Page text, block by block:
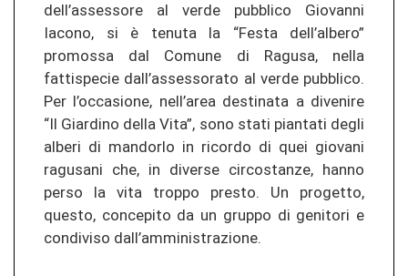
dell’assessore al verde pubblico Giovanni
Iacono, si è tenuta la “Festa dell’albero”
promossa dal Comune di Ragusa, nella
fattispecie dall’assessorato al verde pubblico.
Per l’occasione, nell’area destinata a divenire
“Il Giardino della Vita”, sono stati piantati degli
alberi di mandorlo in ricordo di quei giovani
ragusani che, in diverse circostanze, hanno
perso la vita troppo presto. Un progetto,
questo, concepito da un gruppo di genitori e
condiviso dall’amministrazione.